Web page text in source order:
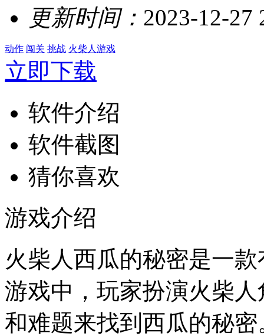
更新时间： 2023-12-27
动作 闯关 挑战 火柴人游戏
立即下载
软件介绍
软件截图
猜你喜欢
游戏介绍
火柴人西瓜的秘密是一
游戏中，玩家扮演火柴
和难题来找到西瓜的秘